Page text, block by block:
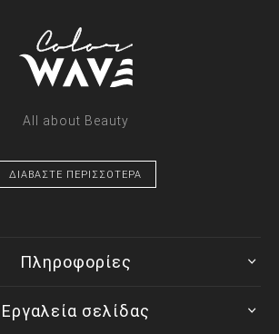
All about Beauty
ΔΙΑΒΑΣΤΕ ΠΕΡΙΣΣΟΤΕΡΑ
Πληροφορίες
Εργαλεία σελίδας